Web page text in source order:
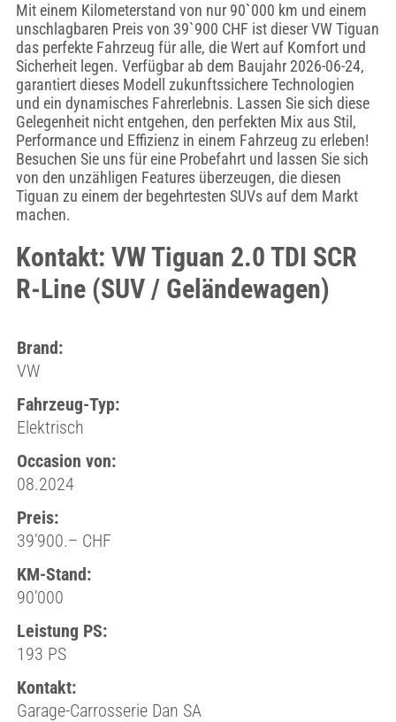
Mit einem Kilometerstand von nur 90`000 km und einem
unschlagbaren Preis von 39`900 CHF ist dieser VW Tiguan
das perfekte Fahrzeug für alle, die Wert auf Komfort und
Sicherheit legen. Verfügbar ab dem Baujahr 2026-06-24,
garantiert dieses Modell zukunftssichere Technologien
und ein dynamisches Fahrerlebnis. Lassen Sie sich diese
Gelegenheit nicht entgehen, den perfekten Mix aus Stil,
Performance und Effizienz in einem Fahrzeug zu erleben!
Besuchen Sie uns für eine Probefahrt und lassen Sie sich
von den unzähligen Features überzeugen, die diesen
Tiguan zu einem der begehrtesten SUVs auf dem Markt
machen.
Kontakt: VW Tiguan 2.0 TDI SCR
R-Line (SUV / Geländewagen)
Brand:
VW
Fahrzeug-Typ:
Elektrisch
Occasion von:
08.2024
Preis:
39’900.– CHF
KM-Stand:
90’000
Leistung PS:
193 PS
Kontakt:
Garage-Carrosserie Dan SA